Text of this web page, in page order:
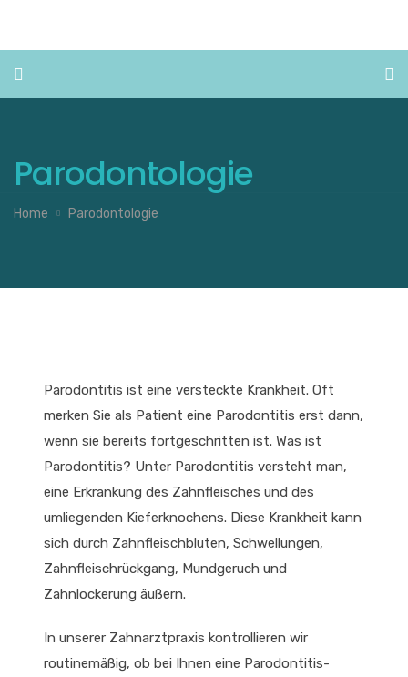
Parodontologie
Home Parodontologie
Parodontitis ist eine versteckte Krankheit. Oft
merken Sie als Patient eine Parodontitis erst dann,
wenn sie bereits fortgeschritten ist. Was ist
Parodontitis? Unter Parodontitis versteht man,
eine Erkrankung des Zahnfleisches und des
umliegenden Kieferknochens. Diese Krankheit kann
sich durch Zahnfleischbluten, Schwellungen,
Zahnfleischrückgang, Mundgeruch und
Zahnlockerung äußern.
In unserer Zahnarztpraxis kontrollieren wir
routinemäßig, ob bei Ihnen eine Parodontitis-